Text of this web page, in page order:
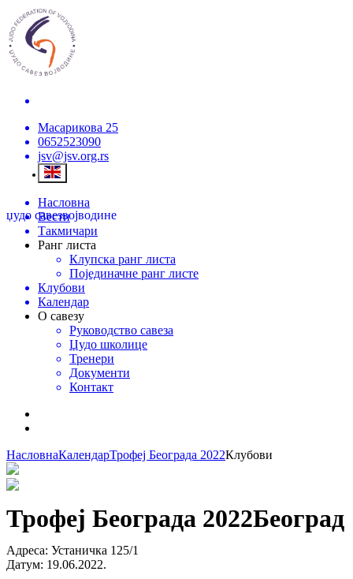
Масарикова 25
0652523090
jsv@jsv.org.rs
џудо савезвојводине
Насловна
Вести
Такмичари
Ранг листа
Клупска ранг листа
Појединачне ранг листе
Клубови
Календар
О савезу
Руководство савеза
Џудо школице
Тренери
Документи
Контакт
НасловнаКалендарТрофеј Београда 2022Клубови
Трофеј Београда 2022Београд
Адреса: Устаничка 125/1
Датум: 19.06.2022.